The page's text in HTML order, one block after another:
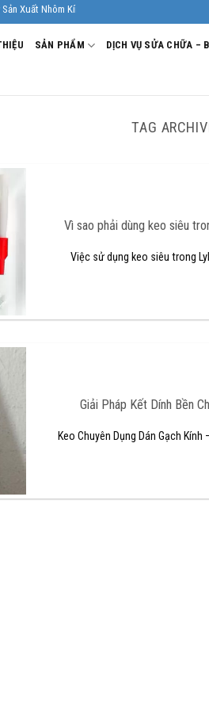
Nhôm Kính Âu Viêt. Nhà Sản xuất - Thi công
SẢN PHẨM DỊCH VỤ SỬA CHỮA –
TAG
Vì sao phải dùng keo siêu
Việc sử dụng keo siêu trong
Giải Pháp Kết Dính Bền
Keo Chuyên Dụng Dán Gạch